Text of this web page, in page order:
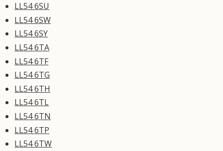
LL54 6SU
LL54 6SW
LL54 6SY
LL54 6TA
LL54 6TF
LL54 6TG
LL54 6TH
LL54 6TL
LL54 6TN
LL54 6TP
LL54 6TW